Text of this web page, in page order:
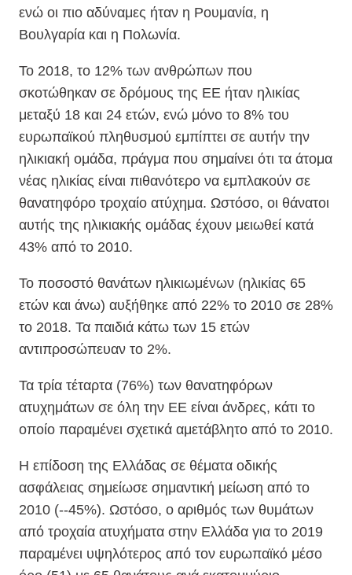
ενώ οι πιο αδύναμες ήταν η Ρουμανία, η
Βουλγαρία και η Πολωνία.
Το 2018, το 12% των ανθρώπων που
σκοτώθηκαν σε δρόμους της ΕΕ ήταν ηλικίας
μεταξύ 18 και 24 ετών, ενώ μόνο το 8% του
ευρωπαϊκού πληθυσμού εμπίπτει σε αυτήν την
ηλικιακή ομάδα, πράγμα που σημαίνει ότι τα άτομα
νέας ηλικίας είναι πιθανότερο να εμπλακούν σε
θανατηφόρο τροχαίο ατύχημα. Ωστόσο, οι θάνατοι
αυτής της ηλικιακής ομάδας έχουν μειωθεί κατά
43% από το 2010.
Το ποσοστό θανάτων ηλικιωμένων (ηλικίας 65
ετών και άνω) αυξήθηκε από 22% το 2010 σε 28%
το 2018. Τα παιδιά κάτω των 15 ετών
αντιπροσώπευαν το 2%.
Τα τρία τέταρτα (76%) των θανατηφόρων
ατυχημάτων σε όλη την ΕΕ είναι άνδρες, κάτι το
οποίο παραμένει σχετικά αμετάβλητο από το 2010.
Η επίδοση της Ελλάδας σε θέματα οδικής
ασφάλειας σημείωσε σημαντική μείωση από το
2010 (--45%). Ωστόσο, ο αριθμός των θυμάτων
από τροχαία ατυχήματα στην Ελλάδα για το 2019
παραμένει υψηλότερος από τον ευρωπαϊκό μέσο